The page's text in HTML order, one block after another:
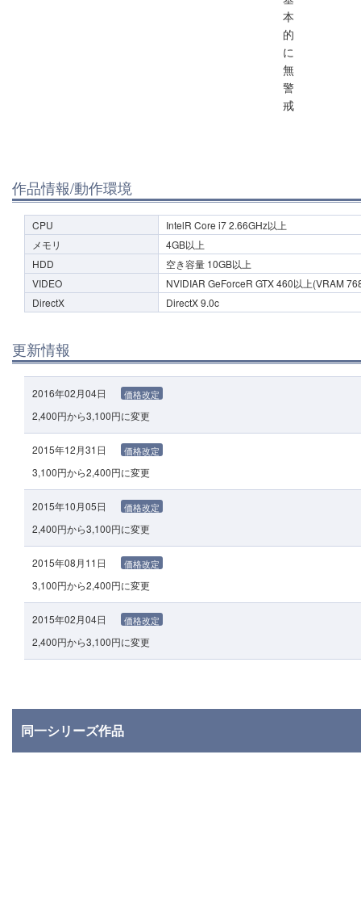
本
的
に
無
警
戒
作品情報/動作環境
CPU
IntelR Core i7 2.66GHz以上
メモリ
4GB以上
HDD
空き容量 10GB以上
VIDEO
NVIDIAR GeForceR GTX 460以上(VRAM
DirectX
DirectX 9.0c
更新情報
2016年02月04日 価格改定
2,400円から3,100円に変更
2015年12月31日 価格改定
3,100円から2,400円に変更
2015年10月05日 価格改定
2,400円から3,100円に変更
2015年08月11日 価格改定
3,100円から2,400円に変更
2015年02月04日 価格改定
2,400円から3,100円に変更
同一シリーズ作品